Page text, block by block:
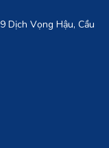
Dịch Vọng Hậu, Cầu